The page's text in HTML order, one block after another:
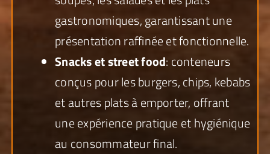
gastronomiques, garantissant une
présentation raffinée et fonctionnelle.
Snacks et street food: conteneurs
conçus pour les burgers, chips, kebabs
et autres plats à emporter, offrant
une expérience pratique et hygiénique
au consommateur final.